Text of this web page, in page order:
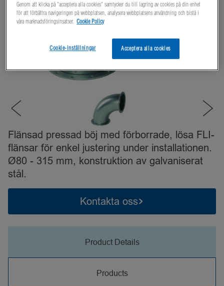
Flänsad pressad böj med förborrade, lösa FLI-
flänsar för enkel justering under installationen.
Ø80 - 315 mm, konstruktion av galvaniserat
stål.
Kontakta oss
Product Details
Products
Genom att klicka på "acceptera alla cookies" samtycker du till lagring av cookies på din enhet
för att förbättra navigeringen på webbplatsen, analysera webbplatsens användning och bistå i
våra marknadsföringsinsatser. Cookie Policy
Acceptera alla cookies
Cookie-inställningar